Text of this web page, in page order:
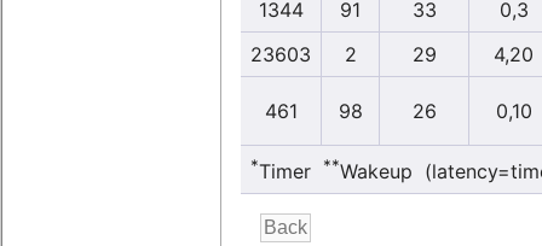
1344
91 33
0,3
23603
2 29 4,20
461 98 26 0,10
*Timer **Wakeup